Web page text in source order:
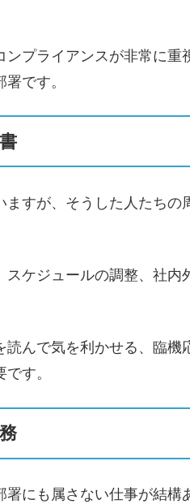
プライアンスが非常に重
です。
すが、そうした人たちの
ケジュールの調整、社内
んで気を利かせる、臨機
す。
にも属さない仕事が結構